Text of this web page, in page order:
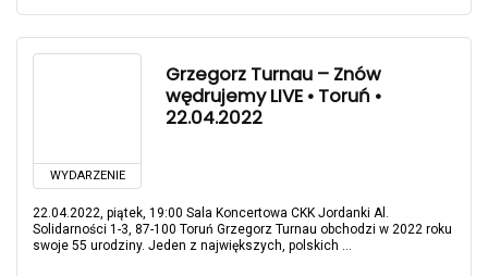
WYDARZENIE
Grzegorz Turnau – Znów
wędrujemy LIVE • Toruń •
22.04.2022
22.04.2022, piątek, 19:00 Sala Koncertowa CKK Jordanki Al.
Solidarności 1-3, 87-100 Toruń Grzegorz Turnau obchodzi w 2022 roku
swoje 55 urodziny. Jeden z największych, polskich ...